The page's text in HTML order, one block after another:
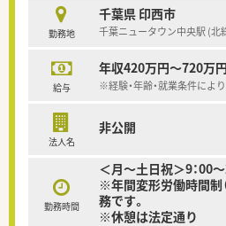
勤務地
千葉県 印西市
千葉ニュータウン中央駅 (北
給与
年収420万円～720万円
※経験・年齢・就業条件によ
法人名
非公開
勤務時間
＜月～土日祝＞9：00
※年間変形労働時間制
務です。
※休憩は法定通り